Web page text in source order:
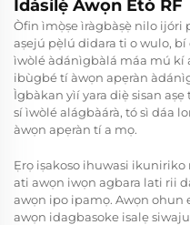
Ìdásílẹ̀ Àwọn Ètò RF
Òfin ìmọ̀ṣe ìràgbàṣẹ̀ nilo ijóri
aṣejú pẹ̀lú didara ti o wulo, bí
ìwòlé àdánìgbàlá máa mú kí
ibùgbé tí àwọn apẹràn
Ìgbàkan yìí yara diẹ̀ sisan
sí ìwòlé alágbàárà, tó sì dáa
àwọn apẹràn tí a mọ.
Ẹrọ iṣakoso ihuwasi
ati awọn iwọn agbara lati rii
awọn ipo ipamọ. Awọn ohun
awọn idagbasoke isalẹ